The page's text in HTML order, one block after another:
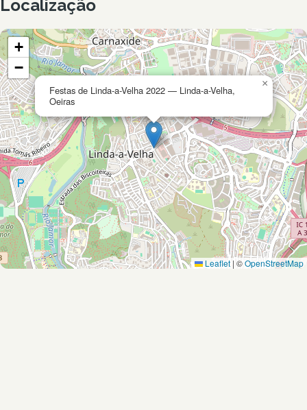
Localização
Festas de Linda-a-Velha 2022 — Linda-a-Velha,
Oeiras
×
+
−
Leaflet | ©OpenStreetMap